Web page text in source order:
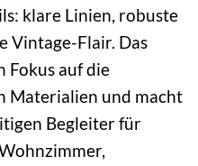
klare Linien, robuste
Vintage-Flair. Das
Fokus auf die
Materialien und macht
Begleiter für